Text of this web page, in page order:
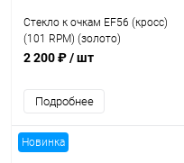
Стекло к очкам EF56 (кросс)
(101 RPM) (золото)
2 200 ₽/ шт
Подробнее
Новинка